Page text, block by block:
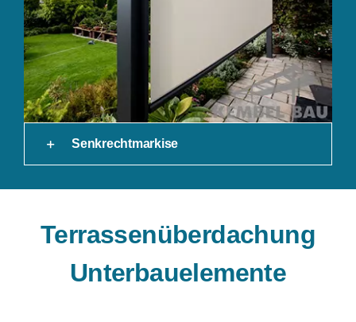
Senkrechtmarkise
Terrassenüberdachung
Unterbauelemente